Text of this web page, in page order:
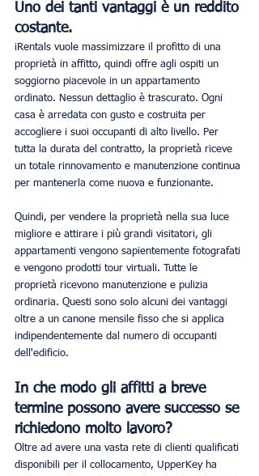
Uno dei tanti vantaggi è un reddito
costante.
iRentals vuole massimizzare il profitto di una
proprietà in affitto, quindi offre agli ospiti un
soggiorno piacevole in un appartamento
ordinato. Nessun dettaglio è trascurato. Ogni
casa è arredata con gusto e costruita per
accogliere i suoi occupanti di alto livello. Per
tutta la durata del contratto, la proprietà riceve
un totale rinnovamento e manutenzione continua
per mantenerla come nuova e funzionante.
Quindi, per vendere la proprietà nella sua luce
migliore e attirare i più grandi visitatori, gli
appartamenti vengono sapientemente fotografati
e vengono prodotti tour virtuali. Tutte le
proprietà ricevono manutenzione e pulizia
ordinaria. Questi sono solo alcuni dei vantaggi
oltre a un canone mensile fisso che si applica
indipendentemente dal numero di occupanti
dell'edificio.
In che modo gli affitti a breve
termine possono avere successo se
richiedono molto lavoro?
Oltre ad avere una vasta rete di clienti qualificati
disponibili per il collocamento, UpperKey ha